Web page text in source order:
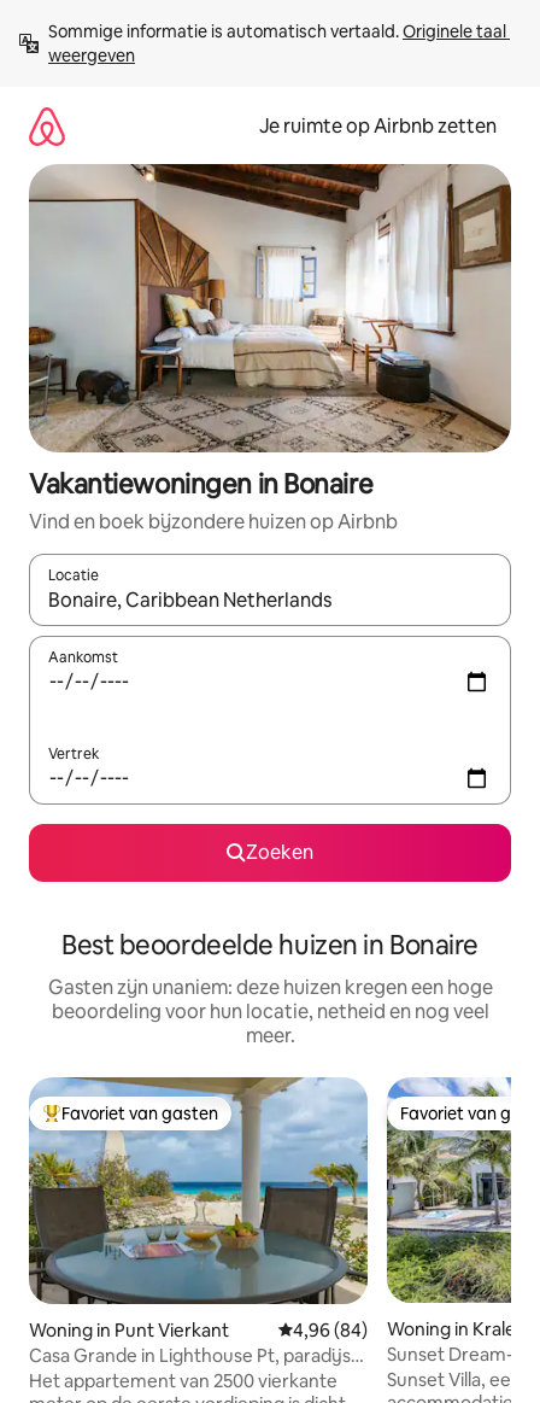
direct
naar
Sommige informatie is automatisch vertaald. Originele taal
weergeven
Je ruimte op Airbnb zetten
Vakantiewoningen in Bonaire
Vind en boek bijzondere huizen op Airbnb
Locatie
Wanneer er suggesties beschikbaar zijn, maak je een keuze
Aankomst
Vertrek
Zoeken
Best beoordeelde huizen in Bonaire
Gasten zijn unaniem: deze huizen kregen een hoge
beoordeling voor hun locatie, netheid en nog veel
meer.
Topfavoriet van gasten
Favoriet van gasten
Woning in Punt Vierkant Gemiddelde beoordeling van
4,96 (84)
Casa Grande in Lighthouse Pt, paradijs
aan de oceaan
Het appartement van 2500 vierkante
Favoriet van
Favoriet van
Woning in
Sunset Dream-
Sunset Villa, een